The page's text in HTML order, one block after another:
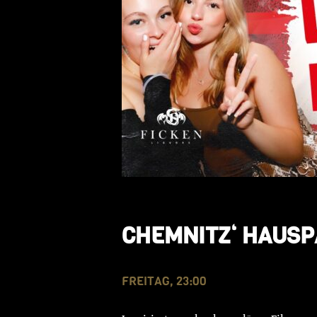
CHEMNITZ‘
FREITAG, 23:00